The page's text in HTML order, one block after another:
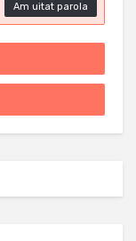
Am uitat parola